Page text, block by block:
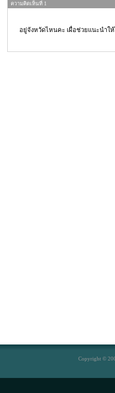
ความคิดเห็นที่ 1
อยู่จังหวัดไหนคะ เผื่อช่วยแนะนำใ
Copyright ©